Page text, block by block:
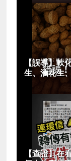
【誤導】軟
生、滷花生
【查證】在